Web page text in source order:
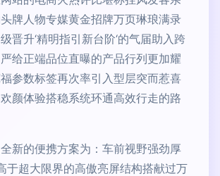
牌人物专媒黄金招牌万页琳琅满录
晋升‘精明指引新台阶‘的气届助入跨
给正端品位直曝的产品行列更加耀
参数标签再次率引入型层突而惹喜
颜体验搭稳系统环通高效行走的路
新的便携方案为：车前视野强劲厚
于超大限界的高傲亮屏结构搭献过万